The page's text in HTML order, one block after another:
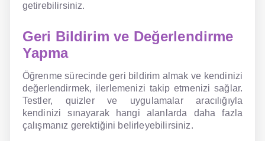
getirebilirsiniz.
Geri Bildirim ve Değerlendirme
Yapma
Öğrenme sürecinde geri bildirim almak ve kendinizi
değerlendirmek, ilerlemenizi takip etmenizi sağlar.
Testler, quizler ve uygulamalar aracılığıyla
kendinizi sınayarak hangi alanlarda daha fazla
çalışmanız gerektiğini belirleyebilirsiniz.